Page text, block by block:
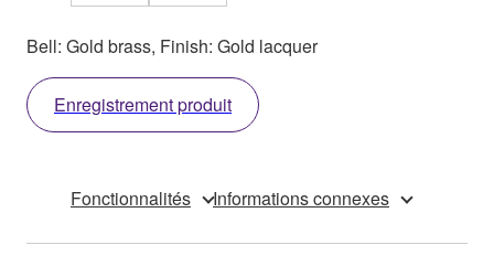
Bell: Gold brass, Finish: Gold lacquer
Enregistrement produit
Fonctionnalités Informations connexes